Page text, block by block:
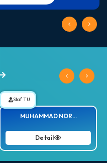
MUHAMMAD NOR...
Detail
Staf TU